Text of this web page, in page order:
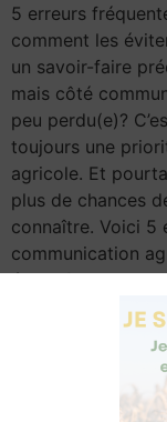
5 erreurs
comment les
un savoir-faire
mais côté
peu perdu(e)?
toujours une
agricole. Et
plus de chances
connaître. Voici 5
communication
éviter facilement
oublier l’humain
fromages
Vos
produit, ils
visage. À éviter :